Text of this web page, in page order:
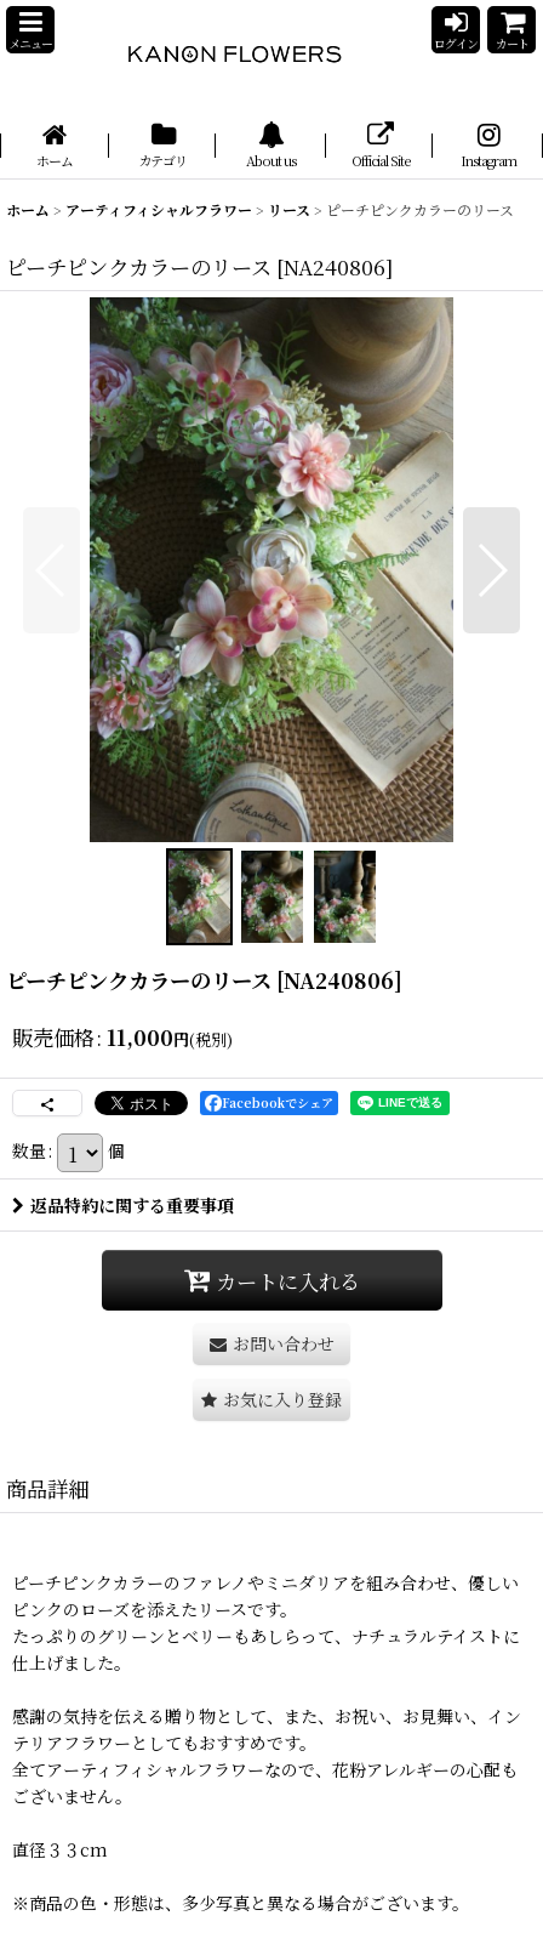
メニュー ログイン カート
ホーム カテゴリ About us Official Site Instagram
ホーム > アーティフィシャルフラワー > リース > ピーチピンクカラーのリース
ピーチピンクカラーのリース [NA240806]
ピーチピンクカラーのリース [NA240806]
販売価格: 11,000円(税別)
Facebookでシェア
数量: 個
返品特約に関する重要事項
カートに入れる
お問い合わせ
お気に入り登録
商品詳細
ピーチピンクカラーのファレノやミニダリアを組み合わせ、優しい
ピンクのローズを添えたリースです。
たっぷりのグリーンとベリーもあしらって、ナチュラルテイストに
仕上げました。
感謝の気持を伝える贈り物として、また、お祝い、お見舞い、イン
テリアフラワーとしてもおすすめです。
全てアーティフィシャルフラワーなので、花粉アレルギーの心配も
ございません。
直径３３cm
※商品の色・形態は、多少写真と異なる場合がございます。